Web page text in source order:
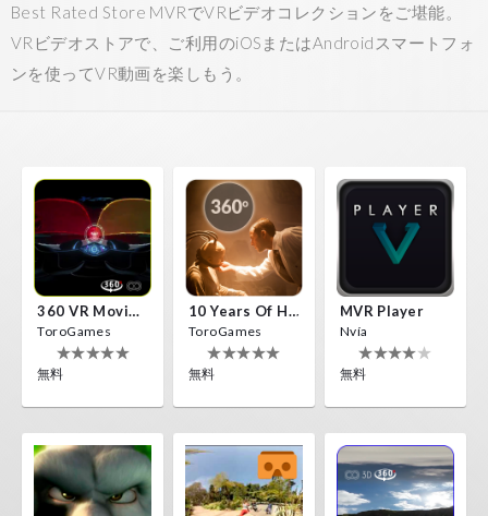
Best Rated Store MVRでVRビデオコレクションをご堪能。
VRビデオストアで、ご利用のiOSまたはAndroidスマートフォ
ンを使ってVR動画を楽しもう。
360 VR Movie Experience
ToroGames
無料
10 Years Of Horror Nights
ToroGames
無料
MVR Player
Nvía
無料